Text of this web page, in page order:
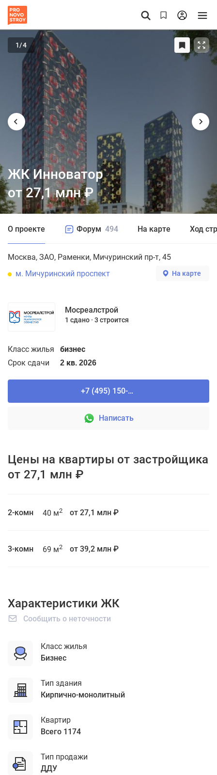
О проекте Форум 494 На карте Ход
Москва ЗАО Раменки Мичуринский пр-т, 45
м. Мичуринский проспект
На карте
Мосреалстрой
1 сдано 3 строится
Класс жилья бизнес
Срок сдачи 2 кв. 2026
+7 (495) 150-90-61
Написать
1/4
ЖК Инноватор
от 27,1 млн₽
Цены на квартиры от застройщика
от 27,1 млн ₽
2-комн 40 м2 от 27,1 млн ₽
3-комн 69 м2 от 39,2 млн ₽
Характеристики ЖК
Сообщить о неточности
Класс жилья
бизнес
Тип здания
кирпично-монолитный
Квартир
Всего 1174
Тип продажи
ДДУ